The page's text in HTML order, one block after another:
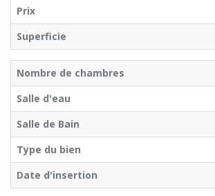
Prix
Superficie
Nombre de chambres
Salle d'eau
Salle de Bain
Type du bien
Date d'insertion